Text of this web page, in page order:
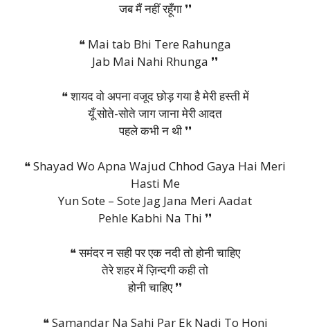
जब मैं नहीं रहूँगा ❜❜
❝ Mai tab Bhi Tere Rahunga
Jab Mai Nahi Rhunga ❜❜
❝ शायद वो अपना वजूद छोड़ गया है मेरी हस्ती में
यूँ सोते-सोते जाग जाना मेरी आदत
पहले कभी न थी ❜❜
❝ Shayad Wo Apna Wajud Chhod Gaya Hai Meri
Hasti Me
Yun Sote – Sote Jag Jana Meri Aadat
Pehle Kabhi Na Thi ❜❜
❝ समंदर न सही पर एक नदी तो होनी चाहिए
तेरे शहर में ज़िन्दगी कही तो
होनी चाहिए ❜❜
❝ Samandar Na Sahi Par Ek Nadi To Honi